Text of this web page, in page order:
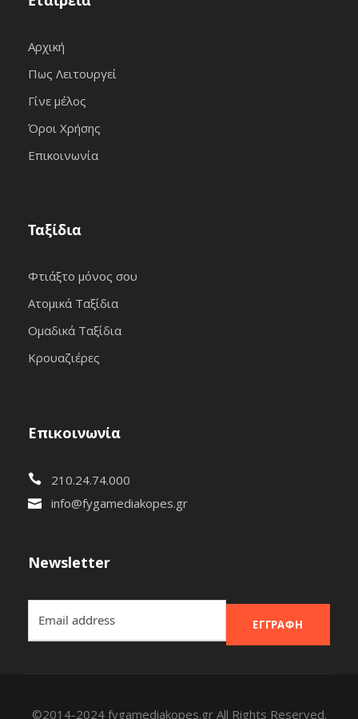
Αρχική
Πως Λειτουργεί
Γίνε μέλος
Όροι Χρήσης
Επικοινωνία
Ταξίδια
Φτιάξτο μόνος σου
Ατομικά Ταξίδια
Ομαδικά Ταξίδια
Κρουαζιέρες
Επικοινωνία
210.24.74.000
info@fygamediakopes.gr
Newsletter
ΕΓΓΡΑΦΉ
©2014-2024 fygamediakopes.gr All Rights Reserved.